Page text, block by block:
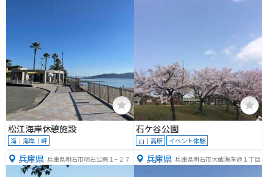
松江海岸休憩施設
海｜海岸｜岬
石ケ谷公園
山｜高原 イベント体験
兵庫県 兵庫県明石市明石公園１−２７ 兵庫県 兵庫県明石市大蔵海岸通１丁目